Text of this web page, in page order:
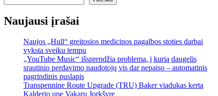
Naujausi įrašai
Naujos „Hull“ greitosios medicinos pagalbos stoties darbai
vyksta sveiku tempu
„YouTube Music“ išsprendžia problemą, į kurią daugelis
srautinio perdavimo naudotojų vis dar nepaiso – automatinis
pagrindinis puslapis
Transpennine Route Upgrade (TRU) Baker viadukas kerta
Kalderio upę Vakarų Jorkšyre